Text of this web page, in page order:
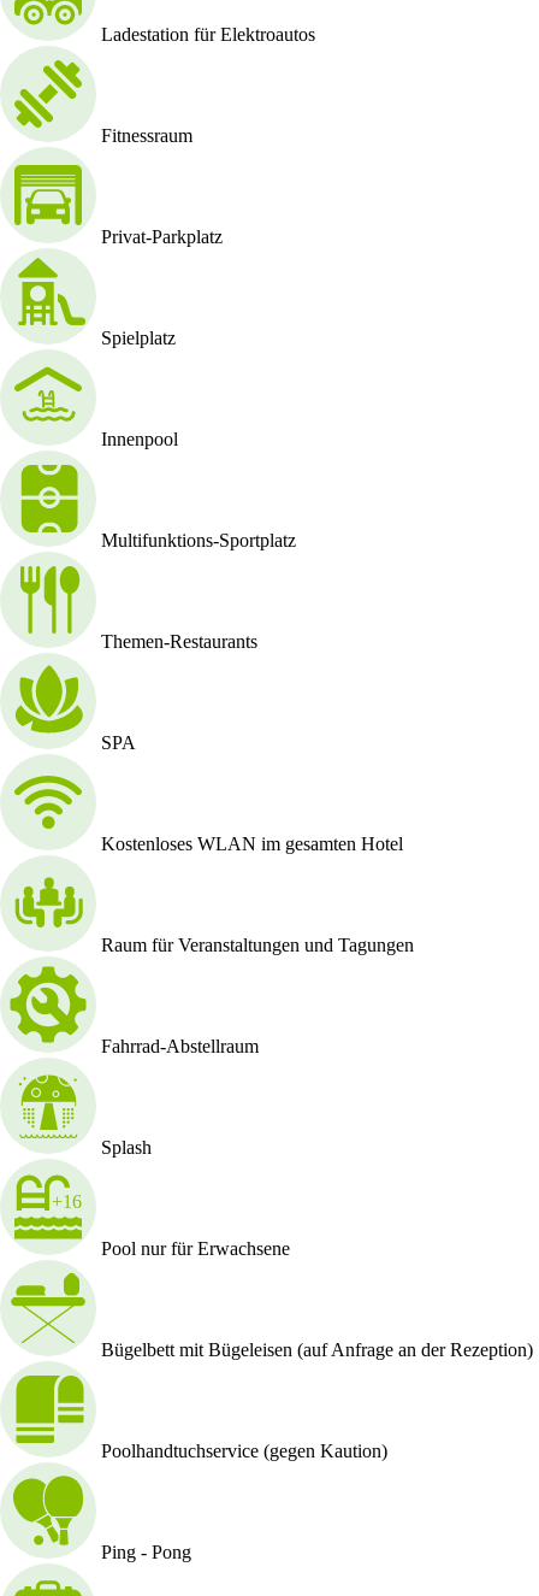
Ladestation für Elektroautos
Fitnessraum
Privat-Parkplatz
Spielplatz
Innenpool
Multifunktions-Sportplatz
Themen-Restaurants
SPA
Kostenloses WLAN im gesamten Hotel
Raum für Veranstaltungen und Tagungen
Fahrrad-Abstellraum
Splash
Pool nur für Erwachsene
Bügelbett mit Bügeleisen (auf Anfrage an der Rezeption)
Poolhandtuchservice (gegen Kaution)
Ping - Pong